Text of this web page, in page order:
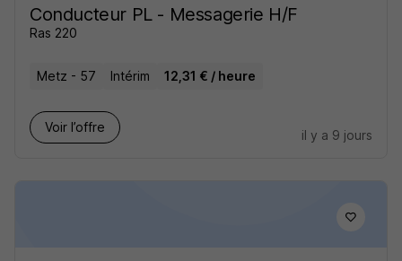
Conducteur PL - Messagerie H/F
Ras 220
Metz - 57 Intérim 12,31 € / heure
Voir l’offre
il y a 9 jours